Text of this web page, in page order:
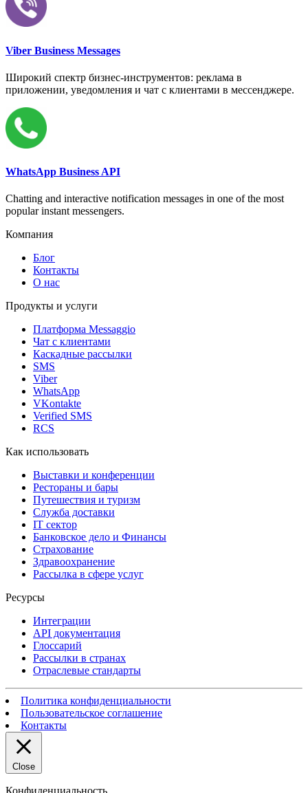
Viber Business Messages
Широкий спектр бизнес-инструментов: реклама в
приложении, уведомления и чат с клиентами в мессенджере.
WhatsApp Business API
Chatting and interactive notification messages in one of the most
popular instant messengers.
Компания
Блог
Контакты
О нас
Продукты и услуги
Платформа Messaggio
Чат с клиентами
Каскадные рассылки
SMS
Viber
WhatsApp
VKontakte
Verified SMS
RCS
Как использовать
Выставки и конференции
Рестораны и бары
Путешествия и туризм
Служба доставки
IT сектор
Банковское дело и Финансы
Страхование
Здравоохранение
Рассылка в сфере услуг
Ресурсы
Интеграции
API документация
Глоссарий
Рассылки в странах
Отраслевые стандарты
Политика конфиденциальности
Пользовательское соглашение
Контакты
Close